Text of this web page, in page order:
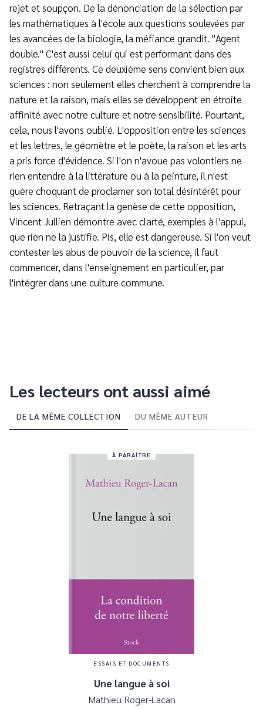
rejet et soupçon. De la dénonciation de la sélection par
les mathématiques à l'école aux questions soulevées par
les avancées de la biologie, la méfiance grandit. "Agent
double." C'est aussi celui qui est performant dans des
registres différents. Ce deuxième sens convient bien aux
sciences : non seulement elles cherchent à comprendre la
nature et la raison, mais elles se développent en étroite
affinité avec notre culture et notre sensibilité. Pourtant,
cela, nous l'avons oublié. L'opposition entre les sciences
et les lettres, le géomètre et le poète, la raison et les arts
a pris force d'évidence. Si l'on n'avoue pas volontiers ne
rien entendre à la littérature ou à la peinture, il n'est
guère choquant de proclamer son total désintérêt pour
les sciences. Retraçant la genèse de cette opposition,
Vincent Jullien démontre avec clarté, exemples à l'appui,
que rien ne la justifie. Pis, elle est dangereuse. Si l'on veut
contester les abus de pouvoir de la science, il faut
commencer, dans l'enseignement en particulier, par
l'intégrer dans une culture commune.
Les lecteurs ont aussi aimé
DE LA MÊME COLLECTION DU MÊME AUTEUR
À PARAÎTRE
ESSAIS ET DOCUMENTS
Une langue à soi
Mathieu Roger-Lacan